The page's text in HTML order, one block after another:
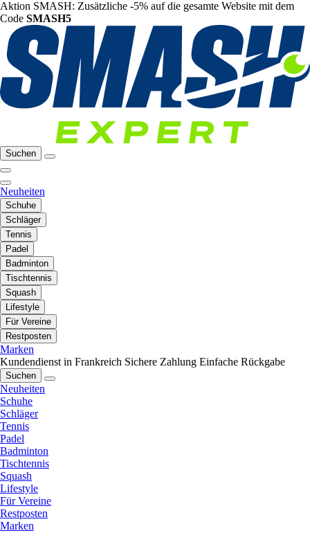
Aktion SMASH: Zusätzliche -5% auf die gesamte Website mit dem
Code SMASH5
Suchen
Neuheiten
Schuhe
Schläger
Tennis
Padel
Badminton
Tischtennis
Squash
Lifestyle
Für Vereine
Restposten
Marken
Kundendienst in Frankreich Sichere Zahlung Einfache Rückgabe
Suchen
Neuheiten
Schuhe
Schläger
Tennis
Padel
Badminton
Tischtennis
Squash
Lifestyle
Für Vereine
Restposten
Marken